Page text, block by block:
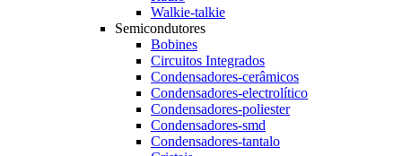
Walkie-talkie
Semicondutores
Bobines
Circuitos Integrados
Condensadores-cerâmicos
Condensadores-electrolítico
Condensadores-poliester
Condensadores-smd
Condensadores-tantalo